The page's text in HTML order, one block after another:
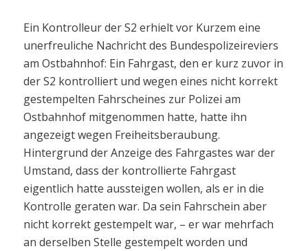
Ein Kontrolleur der S2 erhielt vor Kurzem eine
unerfreuliche Nachricht des Bundespolizeireviers
am Ostbahnhof: Ein Fahrgast, den er kurz zuvor in
der S2 kontrolliert und wegen eines nicht korrekt
gestempelten Fahrscheines zur Polizei am
Ostbahnhof mitgenommen hatte, hatte ihn
angezeigt wegen Freiheitsberaubung.
Hintergrund der Anzeige des Fahrgastes war der
Umstand, dass der kontrollierte Fahrgast
eigentlich hatte aussteigen wollen, als er in die
Kontrolle geraten war. Da sein Fahrschein aber
nicht korrekt gestempelt war, – er war mehrfach
an derselben Stelle gestempelt worden und